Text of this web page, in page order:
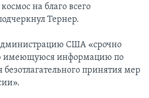
на благо всего
Тернер.
США «срочно
имеющуюся информацию по
безотлагательного принятия мер